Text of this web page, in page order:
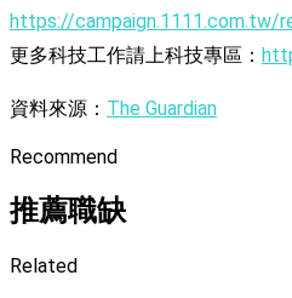
https://campaign.1111.com.tw/
更多科技工作請上科技專區：
資料來源： The Guardian
Recommend
推薦職缺
Related